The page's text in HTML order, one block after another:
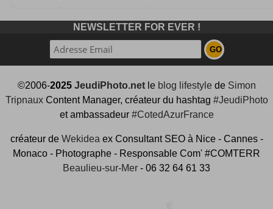
NEWSLETTER FOR EVER !
©2006-2025 JeudiPhoto.netle blog lifestylede Simon
TripnauxContent Manager, créateur du hashtag #JeudiPhoto
et ambassadeur #CotedAzurFrance
créateur de Wekidea ex Consultant SEO à Nice - Cannes -
Monaco - Photographe - Responsable Com' #COMTERR
Beaulieu-sur-Mer - 06 32 64 61 33